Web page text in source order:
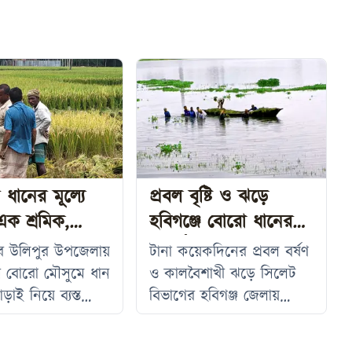
মূল্যে
শ্রমিক,
বিপাকে কৃষক
উলিপুর উপজেলায়
বোরো মৌসুমে ধান
নিয়ে ব্যস্ত
কৃষকরা।
প্রবল বৃষ্টি ও ঝড়ে
হবিগঞ্জে বোরো ধানের
বিপর্যয়
টানা কয়েকদিনের প্রবল বর্ষণ
ও কালবৈশাখী ঝড়ে সিলেট
বিভাগের হবিগঞ্জ জেলায়
বোরো ধানের ব্যাপক ক্ষতি